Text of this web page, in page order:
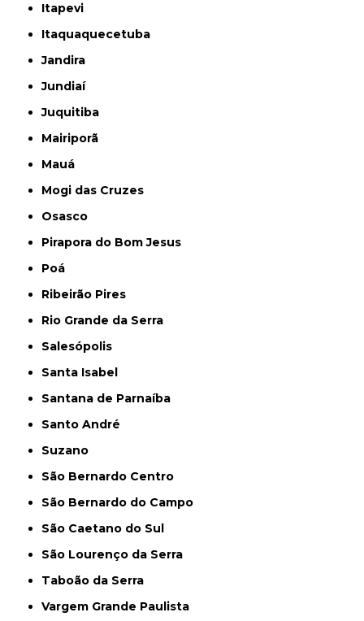
Itapevi
Itaquaquecetuba
Jandira
Jundiaí
Juquitiba
Mairiporã
Mauá
Mogi das Cruzes
Osasco
Pirapora do Bom Jesus
Poá
Ribeirão Pires
Rio Grande da Serra
Salesópolis
Santa Isabel
Santana de Parnaíba
Santo André
Suzano
São Bernardo Centro
São Bernardo do Campo
São Caetano do Sul
São Lourenço da Serra
Taboão da Serra
Vargem Grande Paulista